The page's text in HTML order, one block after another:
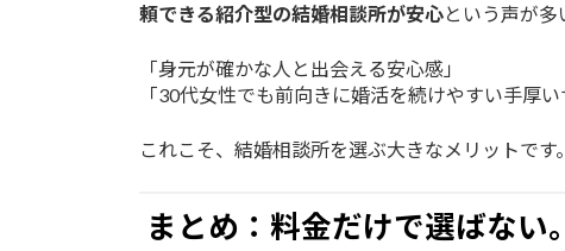
頼できる紹介型の結婚相談所が安心という声が多
「身元が確かな人と出会える安心感」
「30代女性でも前向きに婚活を続けやすい手厚い
これこそ、結婚相談所を選ぶ大きなメリットです。
まとめ：料金だけで選ばな